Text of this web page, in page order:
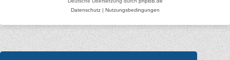
Datenschutz| Nutzungsbedingungen